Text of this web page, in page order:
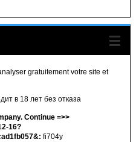
gratuitement votre site et
в 18 лет без отказа
Continue =>>
16?
fi704y